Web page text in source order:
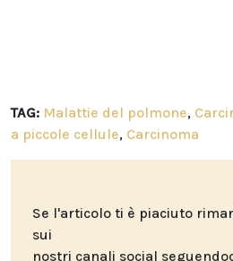
TAG: Malattie del polmone,
a piccole cellule, Carcinoma
Se l'articolo ti è piaciuto
sui
nostri canali social